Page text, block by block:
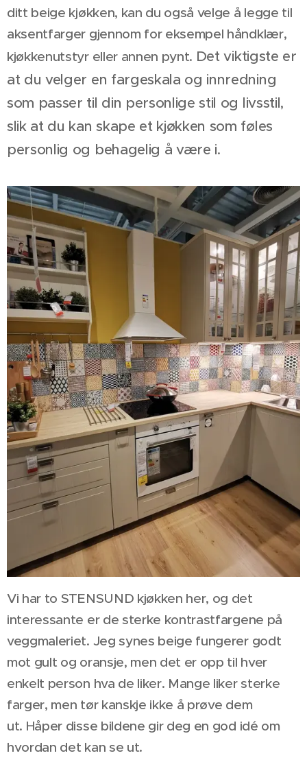
ditt beige kjøkken, kan du også velge å legge til
aksentfarger gjennom for eksempel håndklær,
kjøkkenutstyr eller annen pynt. Det viktigste er
at du velger en fargeskala og innredning
som passer til din personlige stil og livsstil,
slik at du kan skape et kjøkken som føles
personlig og behagelig å være i.
Vi har to STENSUND kjøkken her, og det
interessante er de sterke kontrastfargene på
veggmaleriet. Jeg synes beige fungerer godt
mot gult og oransje, men det er opp til hver
enkelt person hva de liker. Mange liker sterke
farger, men tør kanskje ikke å prøve dem
ut. Håper disse bildene gir deg en god idé om
hvordan det kan se ut.